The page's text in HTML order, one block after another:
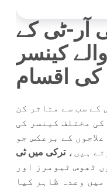
آر-ٹی کے
کینسر
کی اقسام
کے سب سے متاثر کن
مختلف کینسر کی
کے برعکس جو
ہیں،ترکی میں ٹی
ٹھوس ٹیومرز اور
وعدہ ظاہر کیا